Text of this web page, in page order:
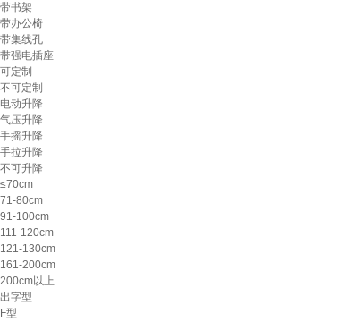
带书架
带办公椅
带集线孔
带强电插座
可定制
不可定制
电动升降
气压升降
手摇升降
手拉升降
不可升降
≤70cm
71-80cm
91-100cm
111-120cm
121-130cm
161-200cm
200cm以上
出字型
F型